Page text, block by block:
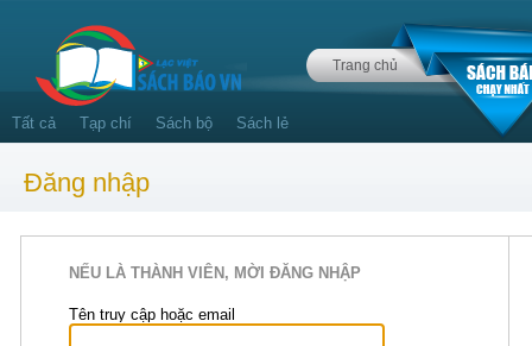
Trang chủ
Tất cả Tạp chí Sách bộ Sách lẻ
Đăng nhập
NẾU LÀ THÀNH VIÊN, MỜI ĐĂNG NHẬP
Tên truy cập hoặc email